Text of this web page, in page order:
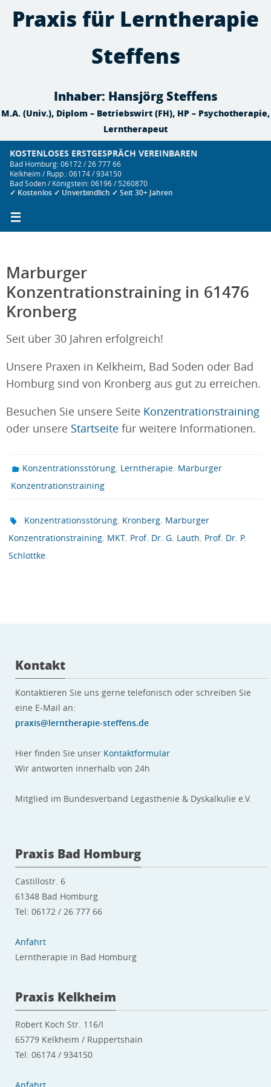
Inhalt
KOSTENLOSES ERSTGESPRÄCH VEREINBAREN
Bad Homburg: 06172 / 26 777 66
Kelkheim / Rupp.: 06174 / 934150
Bad Soden / Königstein: 06196 / 5260870
✓ Kostenlos ✓ Unverbindlich ✓ Seit 30+ Jahren
Praxis für Lerntherapie
Steffens
Inhaber: Hansjörg Steffens
M.A. (Univ.), Diplom – Betriebswirt (FH), HP – Psychotherapie,
Lerntherapeut
Marburger
Konzentrationstraining in 61476
Kronberg
Seit über 30 Jahren erfolgreich!
Unsere Praxen in Kelkheim, Bad Soden oder Bad
Homburg sind von Kronberg aus gut zu erreichen.
Besuchen Sie unsere Seite Konzentrationstraining
oder unsere Startseite für weitere Informationen.
Konzentrationsstörung, Lerntherapie, Marburger
Konzentrationstraining
Konzentrationsstörung, Kronberg, Marburger
Konzentrationstraining, MKT, Prof. Dr. G. Lauth, Prof. Dr. P.
Schlottke.
Kontakt
Kontaktieren Sie uns gerne telefonisch oder schreiben Sie
eine E-Mail an:
praxis@lerntherapie-steffens.de
Hier finden Sie unser Kontaktformular
Wir antworten innerhalb von 24h
Mitglied im Bundesverband Legasthenie & Dyskalkulie e.V.
Praxis Bad Homburg
Castillostr. 6
61348 Bad Homburg
Tel: 06172 / 26 777 66
Anfahrt
Lerntherapie in Bad Homburg
Praxis Kelkheim
Robert Koch Str. 116/I
65779 Kelkheim / Ruppertshain
Tel: 06174 / 934150